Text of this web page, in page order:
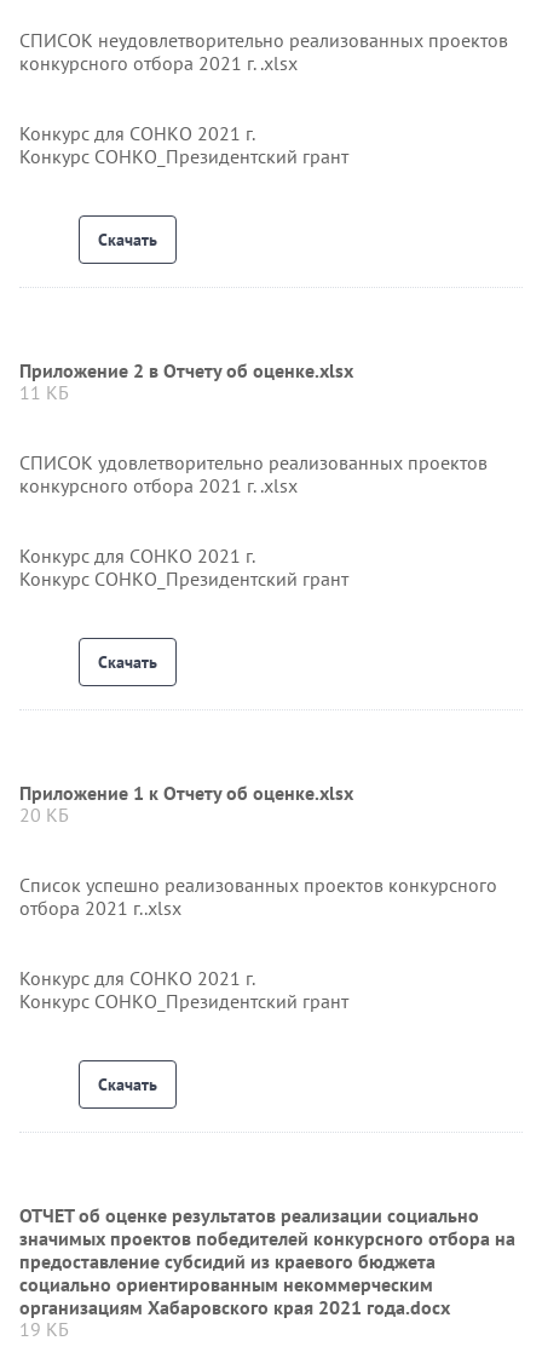
СПИСОК неудовлетворительно реализованных проектов
конкурсного отбора 2021 г. .xlsx
Конкурс для СОНКО 2021 г.
Конкурс СОНКО_Президентский грант
Скачать
Приложение 2 в Отчету об оценке.xlsx
11 КБ
СПИСОК удовлетворительно реализованных проектов
конкурсного отбора 2021 г. .xlsx
Конкурс для СОНКО 2021 г.
Конкурс СОНКО_Президентский грант
Скачать
Приложение 1 к Отчету об оценке.xlsx
20 КБ
Список успешно реализованных проектов конкурсного
отбора 2021 г..xlsx
Конкурс для СОНКО 2021 г.
Конкурс СОНКО_Президентский грант
Скачать
ОТЧЕТ об оценке результатов реализации социально
значимых проектов победителей конкурсного отбора на
предоставление субсидий из краевого бюджета
социально ориентированным некоммерческим
организациям Хабаровского края 2021 года.docx
19 КБ